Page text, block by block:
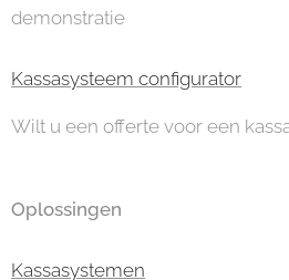
demonstratie
Kassasysteem configurator
Wilt u een offerte voor een
Oplossingen
Kassasystemen